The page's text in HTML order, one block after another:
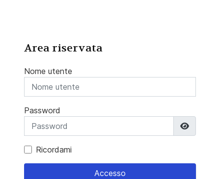
Area riservata
Nome utente
Password
Ricordami
Accesso